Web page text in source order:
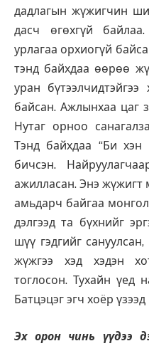
дадлагын жүжигчин
дасч өгөхгүй
урлагаа орхиогүй
тэнд байхдаа өөрөө
уран
байсан. Ажлынхаа цаг
Нутаг орноо
Тэнд байхдаа “Би хэн
бичсэн.
ажилласан. Энэ жүжигт
амьдарч байгаа
дэлгээд та бүхнийг
шүү гэдгийг
жүжгээ хэд хэдэн
тоглосон. Тухайн үед
Батцэцэг эгч хоёр
Эх орон чинь үүдээ